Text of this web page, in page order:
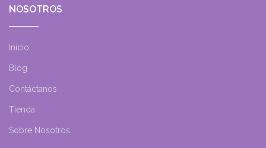
NOSOTROS
Inicio
Blog
Contáctanos
Tienda
Sobre Nosotros